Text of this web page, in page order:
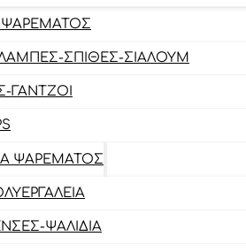
ΨΑΡΈΜΑΤΟΣ
ΣΠΊΘΕΣ-ΣΊΑΛΟΥΜ
ΓΆΝΤΖΟΙ
ΨΑΡΈΜΑΤΟΣ
ΨΑΛΊΔΙΑ